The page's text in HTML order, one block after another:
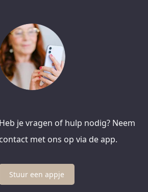
Heb je vragen of hulp nodig? Neem
contact met ons op via de app.
Stuur een appje